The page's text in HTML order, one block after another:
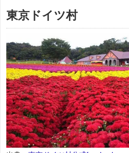
東京ドイツ村